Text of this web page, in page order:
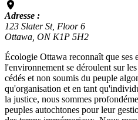
Adresse :
123 Slater St, Floor 6
Ottawa, ON K1P 5H2
Écologie Ottawa reconnaît que ses
l'environnement se déroulent sur
cédés et non soumis du peuple
qu'organisation et en tant
la justice, nous sommes
peuples autochtones pour leur